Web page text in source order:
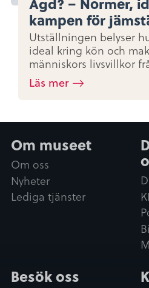
kampen för
Utställningen belyser
ideal kring kön och
människors livsvillkor
Läs mer
Om museet
Om oss
Nyheter
Lediga tjänster
Besök oss